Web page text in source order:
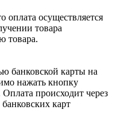
оплата осуществляется
товара
товара.
банковской карты на
нажать кнопку
Оплата происходит через
карт